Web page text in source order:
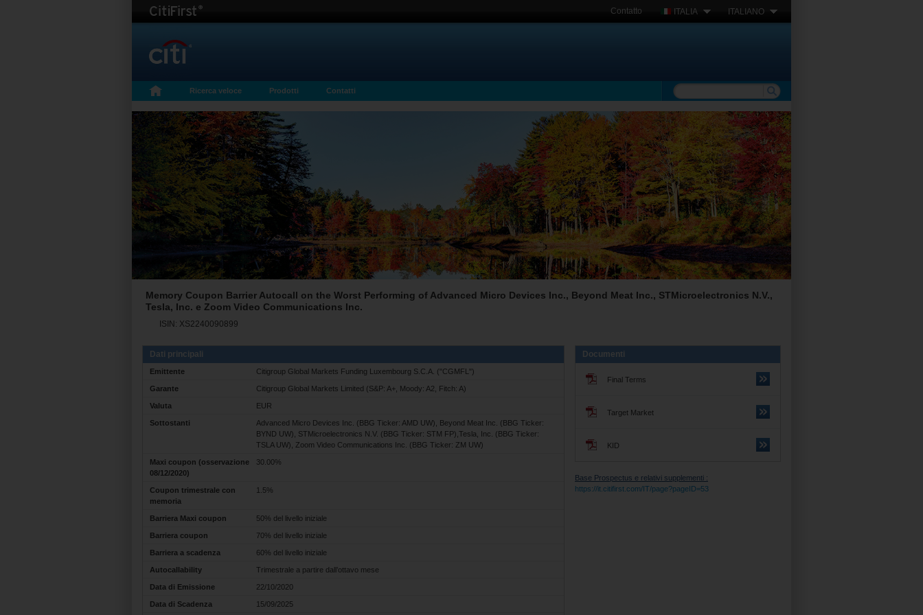
Contatto ITALIA ITALIANO
Ricerca veloce Prodotti Contatti
Memory Coupon Barrier Autocall on the Worst Performing of Advanced Micro Devices Inc., Beyond Meat Inc., STMicroelectronics N.V.,
Tesla, Inc. e Zoom Video Communications Inc.
ISIN: XS2240090899
Dati principali
Emittente Citigroup Global Markets Funding Luxembourg S.C.A. ("CGMFL")
Garante Citigroup Global Markets Limited (S&P: A+, Moody: A2, Fitch: A)
Valuta EUR
Sottostanti
Advanced Micro Devices Inc. (BBG Ticker: AMD UW), Beyond Meat Inc. (BBG Ticker:
BYND UW), STMicroelectronics N.V. (BBG Ticker: STM FP),Tesla, Inc. (BBG Ticker:
TSLA UW), Zoom Video Communications Inc. (BBG Ticker: ZM UW)
Maxi coupon (osservazione
08/12/2020)
30.00%
Coupon trimestrale con
memoria
1.5%
Barriera Maxi coupon 50% del livello iniziale
Barriera coupon 70% del livello iniziale
Barriera a scadenza 60% del livello iniziale
Autocallability Trimestrale a partire dall’ottavo mese
Data di Emissione 22/10/2020
Data di Scadenza 15/09/2025
Documenti
Final Terms
Target Market
KID
Base Prospectus e relativi supplementi :
https://it.citifirst.com/IT/page?pageID=53